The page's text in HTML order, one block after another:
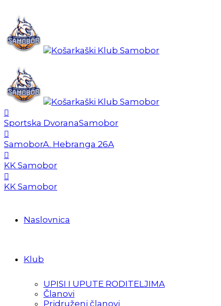
Sportska DvoranaSamobor
SamoborA. Hebranga 26A
KK Samobor
KK Samobor
Naslovnica
Klub
UPISI I UPUTE RODITELJIMA
Članovi
Pridruženi članovi